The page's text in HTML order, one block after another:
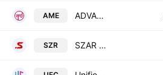
AME ADVANCED MEDICAL EQUIPMENT SPOLKA AKCYJNA
SZR SZAR S.A.